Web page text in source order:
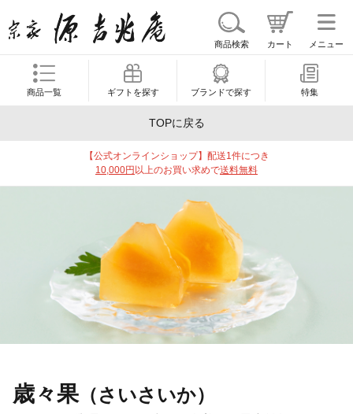
商品検索 カート メニュー
商品一覧 ギフトを探す ブランドで探す 特集
TOPに戻る
【公式オンラインショップ】配送1件につき
10,000円 以上のお買い求めで送料無料
歳々果（さいさいか）